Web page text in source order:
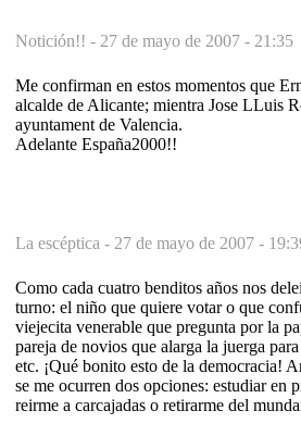
Notición!! - 27 de mayo de 2007 - 21:35
Me confirman en estos momentos que
alcalde de Alicante; mientra Jose LLuis
ayuntament de Valencia.
Adelante España2000!!
La escéptica - 27 de mayo de 2007 -
Como cada cuatro benditos años nos
turno: el niño que quiere votar o que
viejecita venerable que pregunta por la
pareja de novios que alarga la juerga
etc. ¡Qué bonito esto de la democracia!
se me ocurren dos opciones: estudiar en
reirme a carcajadas o retirarme del